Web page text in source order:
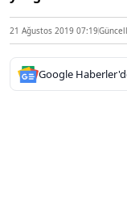
21 Ağustos 2019 07:19
Google